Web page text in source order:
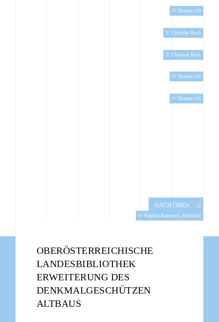
© Thomas Ott
© Christian Buck
© Christian Buck
© Thomas Ott
© Thomas Ott
NACH OBEN
© Stephan Baumann, Karlsruhe
OBERÖSTERREICHISCHE
LANDESBIBLIOTHEK
ERWEITERUNG DES
DENKMALGESCHÜTZEN
ALTBAUS